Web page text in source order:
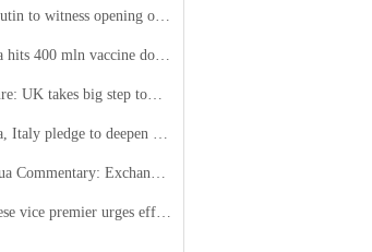
英语文摘:Xi, Putin to witness opening of nuclear energy cooperation project via video link
英语文摘:China hits 400 mln vaccine doses following recent COVID-19 outbreaks
欧美文化:Feature: UK takes big step toward normal life with caution urged
英语文摘:China, Italy pledge to deepen bilateral ties, advance China-EU cooperation
欧美文化:Xinhua Commentary: Exchange of violence only pushes Israel, Palestine farther from peace
英语文摘:Chinese vice premier urges efforts to facilitate college graduate employment